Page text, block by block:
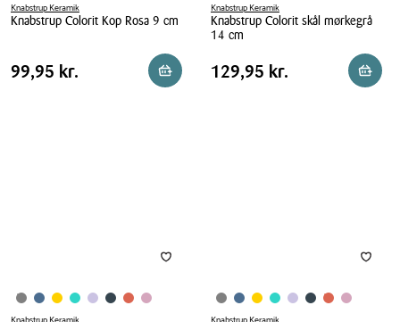
Knabstrup Keramik
Knabstrup Colorit Kop Rosa 9 cm
Colorit
Kop
Pris
tabel
Pris 99,95 kr.
99,95 kr. Reservér i butik
Knabstrup Keramik
Knabstrup Colorit skål mørkegrå
14 cm
Knabstrup
Colorit
Pris
Pris 129,95 kr.
129,95 kr.